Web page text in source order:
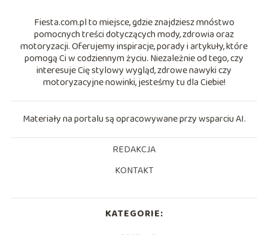
Fiesta.com.pl to miejsce, gdzie znajdziesz mnóstwo
pomocnych treści dotyczących mody, zdrowia oraz
motoryzacji. Oferujemy inspiracje, porady i artykuły, które
pomogą Ci w codziennym życiu. Niezależnie od tego, czy
interesuje Cię stylowy wygląd, zdrowe nawyki czy
motoryzacyjne nowinki, jesteśmy tu dla Ciebie!
Materiały na portalu są opracowywane przy wsparciu AI.
REDAKCJA
KONTAKT
KATEGORIE: